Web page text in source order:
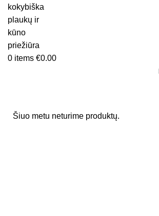
0 items €0.00
Šiuo metu neturime produktų.